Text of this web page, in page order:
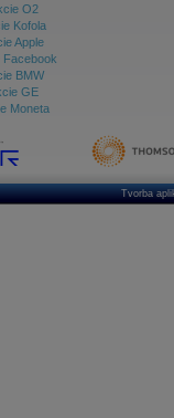
O2
Kofola
Apple
Facebook
BMW
GE
Moneta
Tvorba